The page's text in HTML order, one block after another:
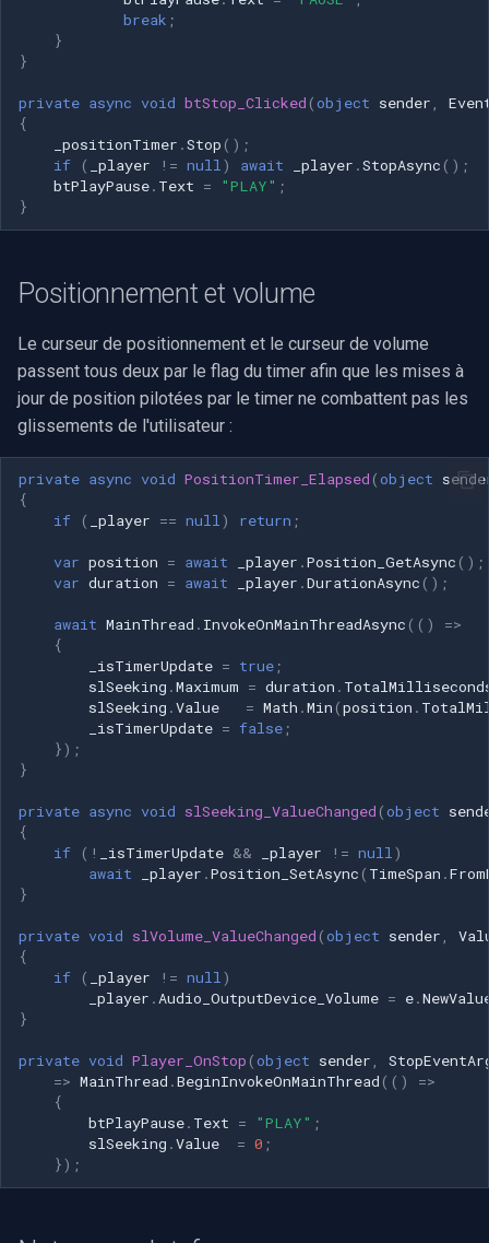
break ;
}
}
private async void btStop_Clicked (object sender ,
{
_positionTimer .Stop ();
if
( _player != null) await _player .StopAsync ();
btPlayPause. Text = "PLAY" ;
}
Positionnement et volume
Le curseur de positionnement et le curseur de volume
passent tous deux par le flag du timer afin que les mises à
jour de position pilotées par le timer ne combattent pas les
glissements de l'utilisateur :
private async void PositionTimer_Elapsed (object
{
if
( _player == null) return ;
var position = await _player .Position_GetAsync ();
var duration = await _player .DurationAsync ();
await MainThread . InvokeOnMainThreadAsync (()
=>
{
_isTimerUpdate = true ;
slSeeking .Maximum = duration .
slSeeking .Value = Math .Min (position .
_isTimerUpdate = false ;
});
}
private async void slSeeking_ValueChanged (object
{
if
( ! _isTimerUpdate && _player != null)
await
_player .Position_SetAsync ( TimeSpan .
}
private void slVolume_ValueChanged (object sender ,
{
if
( _player != null)
_player .Audio_OutputDevice_Volume = e.
}
private void Player_OnStop (object sender ,
=> MainThread .BeginInvokeOnMainThread (()
=>
{
btPlayPause. Text = "PLAY" ;
slSeeking .Value = 0 ;
});